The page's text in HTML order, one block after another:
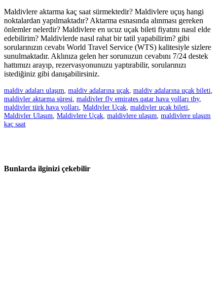
Maldivlere aktarma kaç saat sürmektedir? Maldivlere uçuş hangi
noktalardan yapılmaktadır? Aktarma esnasında alınması gereken
önlemler nelerdir? Maldivlere en ucuz uçak bileti fiyatını nasıl elde
edebilirim? Maldivlerde nasıl rahat bir tatil yapabilirim? gibi
sorularınızın cevabı World Travel Service (WTS) kalitesiyle sizlere
sunulmaktadır. Aklınıza gelen her sorunuzun cevabını 7/24 destek
hattımızı arayıp, rezervasyonunuzu yaptırabilir, sorularınızı
istediğiniz gibi danışabilirsiniz.
maldiv adaları ulaşım, maldiv adalarına uçak, maldiv adalarına uçak bileti,
maldivler aktarma süresi, maldivler fly emirates qatar hava yolları thy,
maldivler türk hava yolları, Maldivler Uçak, maldivler uçak bileti,
Maldivler Ulaşım, Maldivlere Uçak, maldivlere ulaşım, maldivlere ulaşım
kaç saat
Bunlarda ilginizi çekebilir